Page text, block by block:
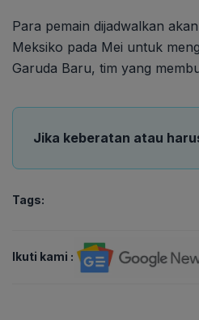
Para pemain dijadwalkan
Meksiko pada Mei untuk
Garuda Baru, tim yang
Jika keberatan atau
Tags:
Ikuti kami :